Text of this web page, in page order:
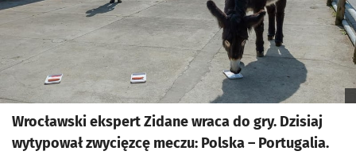
Wrocławski ekspert Zidane wraca do gry. Dzisiaj
wytypował zwycięzcę meczu: Polska – Portugalia.